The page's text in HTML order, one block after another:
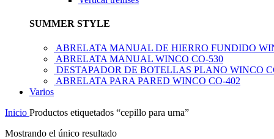
SUMMER STYLE
ABRELATA MANUAL DE HIERRO FUNDIDO
ABRELATA MANUAL WINCO CO-530
DESTAPADOR DE BOTELLAS PLANO WINCO
ABRELATA PARA PARED WINCO CO-402
Varios
Inicio Productos etiquetados “cepillo para urna”
Mostrando el único resultado